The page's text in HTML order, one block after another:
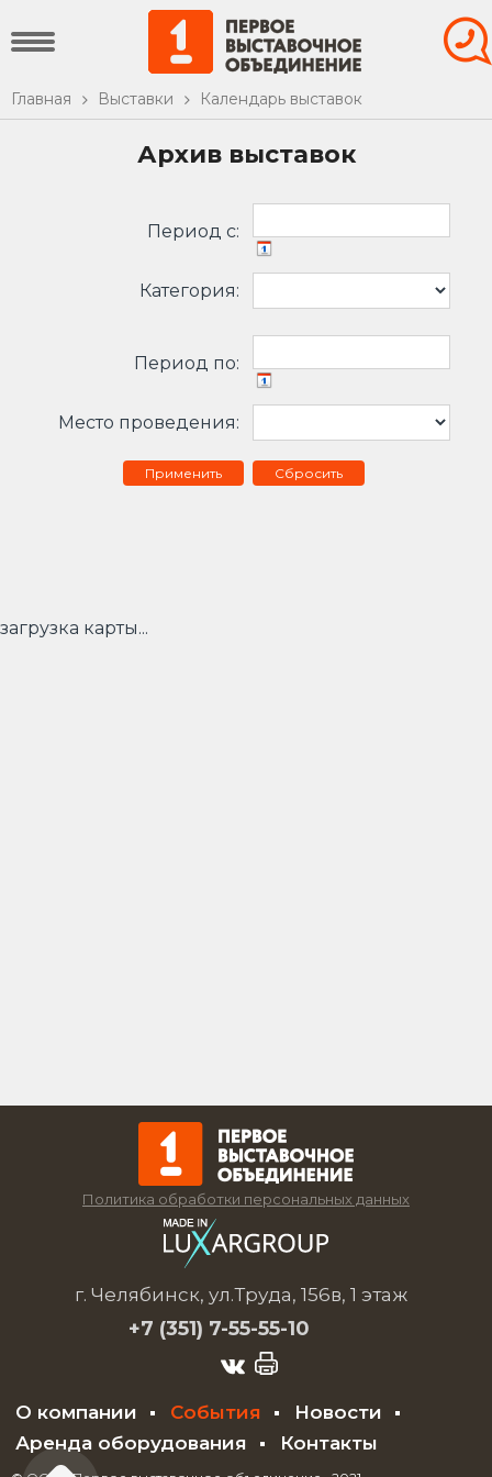
Главная Выставки Календарь выставок
Архив выставок
Период c:
Категория:
Период по:
Место проведения:
Сбросить
загрузка карты...
Политика обработки персональных данных
г. Челябинск, ул.Труда, 156в, 1 этаж
+7 (351) 7-55-55-10
О компании События
Новости
Аренда оборудования
Контакты